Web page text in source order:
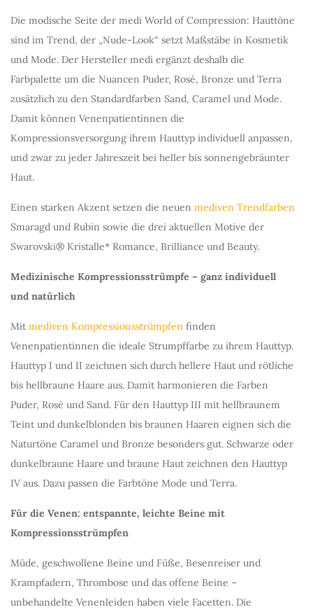
Die modische Seite der medi World of Compression: Hauttöne
sind im Trend, der „Nude-Look“ setzt Maßstäbe in Kosmetik
und Mode. Der Hersteller medi ergänzt deshalb die
Farbpalette um die Nuancen Puder, Rosé, Bronze und Terra
zusätzlich zu den Standardfarben Sand, Caramel und Mode.
Damit können Venenpatientinnen die
Kompressionsversorgung ihrem Hauttyp individuell anpassen,
und zwar zu jeder Jahreszeit bei heller bis sonnengebräunter
Haut.
Einen starken Akzent setzen die neuen mediven Trendfarben
Smaragd und Rubin sowie die drei aktuellen Motive der
Swarovski® Kristalle* Romance, Brilliance und Beauty.
Medizinische Kompressionsstrümpfe – ganz individuell
und natürlich
Mit mediven Kompressionsstrümpfen finden
Venenpatientinnen die ideale Strumpffarbe zu ihrem Hauttyp.
Hauttyp I und II zeichnen sich durch hellere Haut und rötliche
bis hellbraune Haare aus. Damit harmonieren die Farben
Puder, Rosé und Sand. Für den Hauttyp III mit hellbraunem
Teint und dunkelblonden bis braunen Haaren eignen sich die
Naturtöne Caramel und Bronze besonders gut. Schwarze oder
dunkelbraune Haare und braune Haut zeichnen den Hauttyp
IV aus. Dazu passen die Farbtöne Mode und Terra.
Für die Venen: entspannte, leichte Beine mit
Kompressionsstrümpfen
Müde, geschwollene Beine und Füße, Besenreiser und
Krampfadern, Thrombose und das offene Beine –
unbehandelte Venenleiden haben viele Facetten. Die